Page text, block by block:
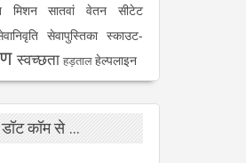
मिशन सातवां वेतन सीटेट
सेवापुस्तिका स्काउट-
स्वच्छता हड़तालहेल्पलाइन
कॉम से ...